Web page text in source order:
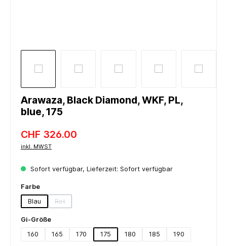
Arawaza, Black Diamond, WKF, PL,
blue, 175
CHF 326.00
inkl. MWST
Sofort verfügbar, Lieferzeit: Sofort verfügbar
Farbeauswählen
Blau
Rot
(Diese Option ist zurzeit nicht verfügbar.)
Gi-Größeauswählen
160
165 170 175 180 185 190